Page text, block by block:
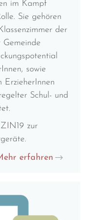
im Kampf
Sie gehören
der
sowie
ErzieherInnen
Schul- und
zur
erfahren